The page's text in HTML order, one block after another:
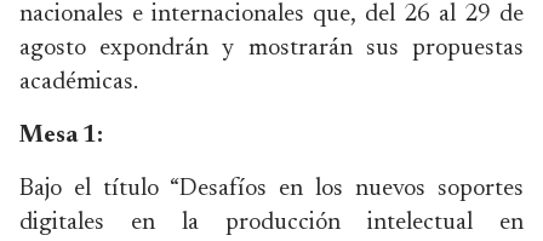
nacionales e internacionales que, del 26 al 29 de
agosto expondrán y mostrarán sus propuestas
académicas.
Mesa 1:
Bajo el título “Desafíos en los nuevos soportes
digitales en la producción intelectual en